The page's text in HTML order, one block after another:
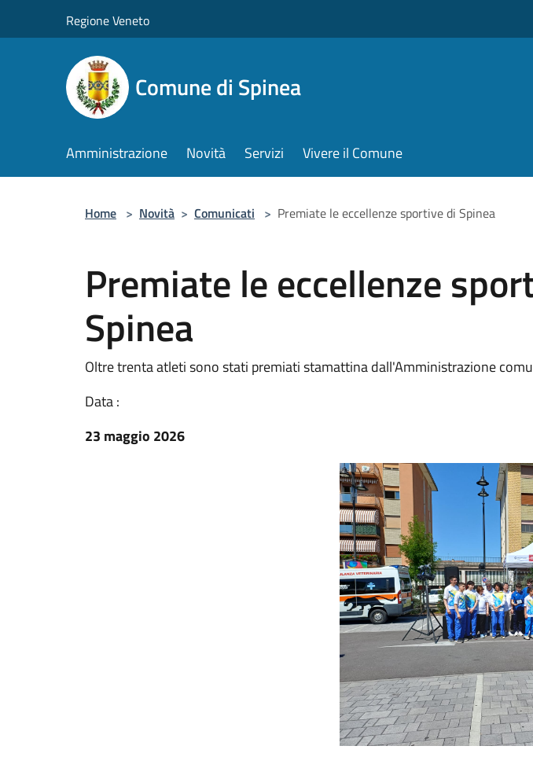
Regione Veneto
Comune di Spinea
Amministrazione Novità Servizi Vivere il Comune
Home > Novità > Comunicati > Premiate le eccellenze sportive di Spinea
Premiate le eccellenze
Spinea
Oltre trenta atleti sono stati premiati stamattina dall'Amministrazione
Data :
23 maggio 2026